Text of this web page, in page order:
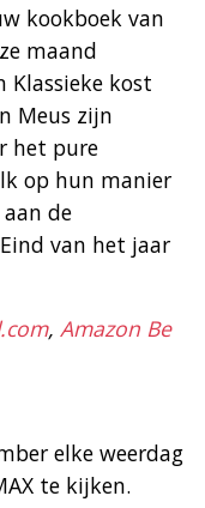
kookboek van
maand
Klassieke kost
Meus zijn
het pure
op hun manier
de
van het jaar
, Amazon Be
elke weerdag
te kijken.